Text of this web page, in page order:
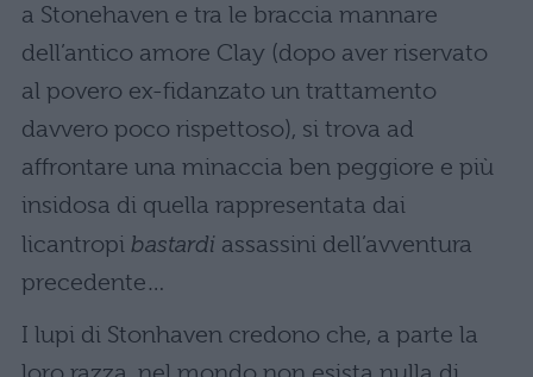
a Stonehaven e tra le braccia mannare
dell’antico amore Clay (dopo aver riservato
al povero ex-fidanzato un trattamento
davvero poco rispettoso), si trova ad
affrontare una minaccia ben peggiore e più
insidosa di quella rappresentata dai
licantropi bastardi assassini dell’avventura
precedente…
I lupi di Stonhaven credono che, a parte la